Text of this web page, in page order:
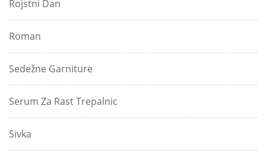
Rojstni Dan
Roman
Sedežne Garniture
Serum Za Rast Trepalnic
Sivka